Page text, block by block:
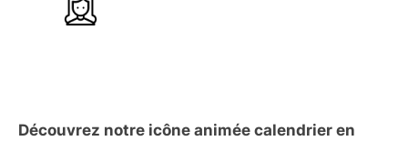
Découvrez notre icône animée calendrier en